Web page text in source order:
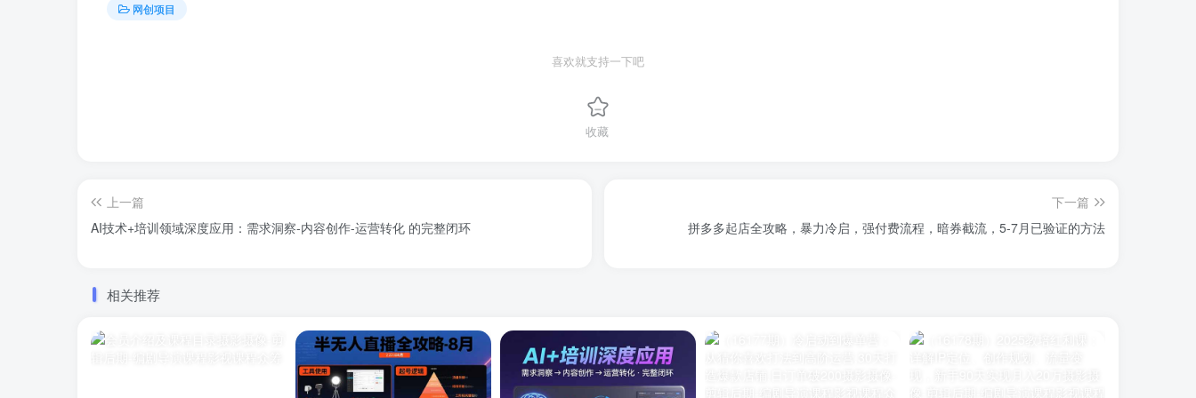
网创项目
喜欢就支持一下吧
收藏
上一篇
AI技术+培训领域深度应用：需求洞察-内容创作-运营转化 的完整闭环
下一篇
拼多多起店全攻略，暴力冷启，强付费流程，暗券截流，5-7月已验证的方法
相关推荐